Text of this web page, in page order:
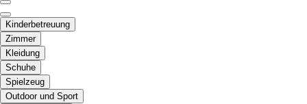
Kinderbetreuung
Zimmer
Kleidung
Schuhe
Spielzeug
Outdoor und Sport